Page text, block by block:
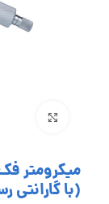
(با گارانتی